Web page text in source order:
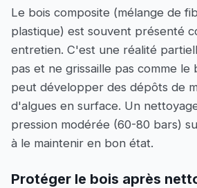
Le bois composite (mélange de
plastique) est souvent présenté
entretien. C'est une réalité
pas et ne grissaille pas comme le
peut développer des dépôts de
d'algues en surface. Un
pression modérée (60-80 bars)
à le maintenir en bon état.
Protéger le bois après